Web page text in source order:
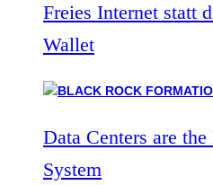
Freies Internet statt
Wallet
Data Centers are
System